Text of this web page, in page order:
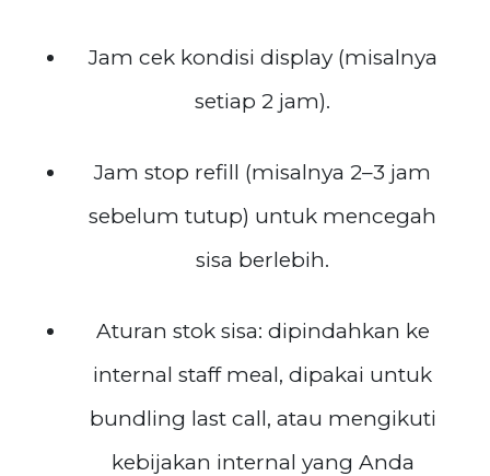
Jam cek kondisi display (misalnya
setiap 2 jam).
Jam stop refill (misalnya 2–3 jam
sebelum tutup) untuk mencegah
sisa berlebih.
Aturan stok sisa: dipindahkan ke
internal staff meal, dipakai untuk
bundling last call, atau mengikuti
kebijakan internal yang Anda